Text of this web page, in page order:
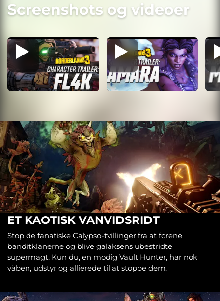
Screenshots og videoer
ET KAOTISK VANVIDSRIDT
Stop de fanatiske Calypso-tvillinger fra at forene
banditklanerne og blive galaksens ubestridte
supermagt. Kun du, en modig Vault Hunter, har nok
våben, udstyr og allierede til at stoppe dem.